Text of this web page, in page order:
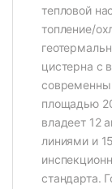
тепловой
топление/
цистерна с
площадью
владеет 12
линиями и
стандарта.